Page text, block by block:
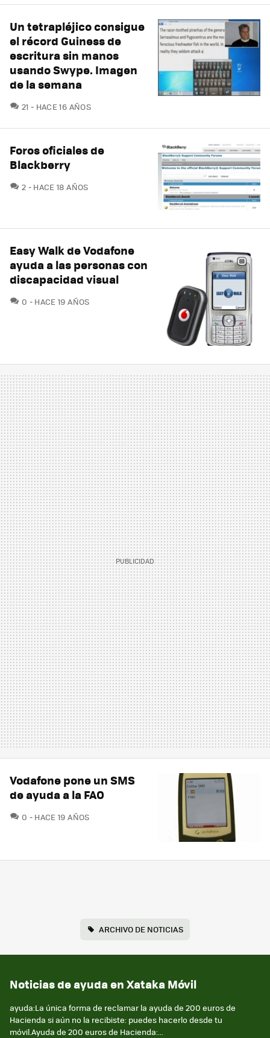
Un tetrapléjico consigue
el récord Guiness de
escritura sin manos
usando Swype. Imagen
de la semana
21 COMENTARIOS
HACE 16 AÑOS
Foros oficiales de
Blackberry
2 COMENTARIOS
HACE 18 AÑOS
Easy Walk de Vodafone
ayuda a las personas con
discapacidad visual
0 COMENTARIOS
HACE 19 AÑOS
Vodafone pone un SMS
de ayuda a la FAO
0 COMENTARIOS
HACE 19 AÑOS
ARCHIVO DE NOTICIAS
Noticias de ayuda en Xataka Móvil
ayuda:La única forma de reclamar la ayuda de 200 euros de
Hacienda si aún no la recibiste: puedes hacerlo desde tu
móvil.Ayuda de 200 euros de Hacienda:...